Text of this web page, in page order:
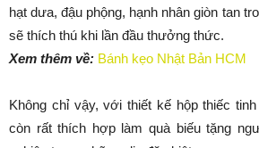
hạt dưa, đậu phộng, hạnh nhân giòn tan
sẽ thích thú khi lần đầu thưởng thức.
Xem thêm về: Bánh kẹo Nhật Bản HCM
Không chỉ vậy, với thiết kế hộp thiếc
còn rất thích hợp làm quà biếu tặng